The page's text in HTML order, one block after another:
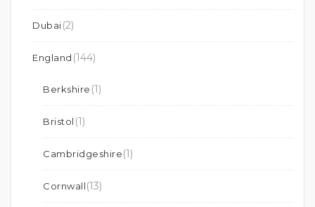
Dubai(2)
England (144)
Berkshire (1)
Bristol (1)
Cambridgeshire(1)
Cornwall(13)